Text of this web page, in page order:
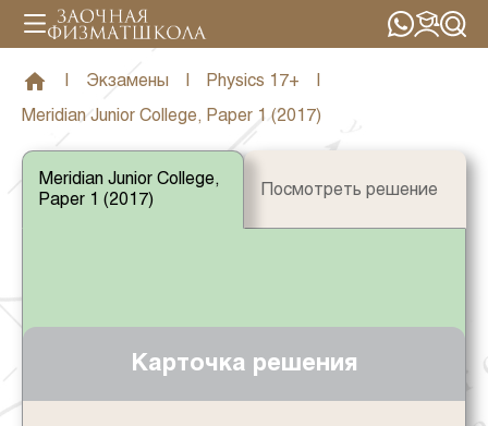
Экзамены Physics 17+
Meridian Junior College, Paper 1 (2017)
Meridian Junior College,
Paper 1 (2017)
Посмотреть решение
Карточка решения